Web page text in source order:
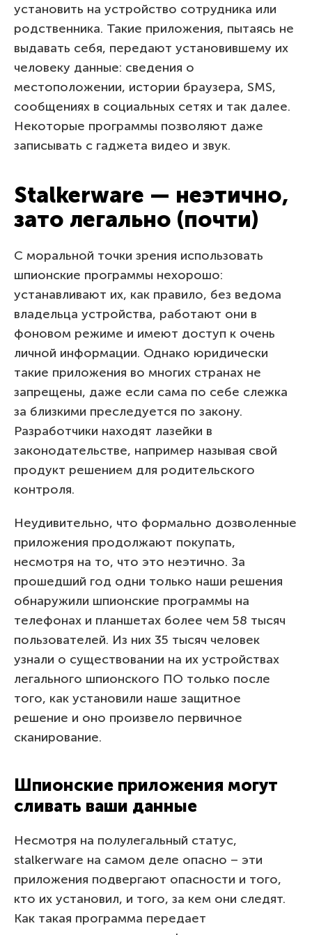
установить на устройство сотрудника или
родственника. Такие приложения, пытаясь не
выдавать себя, передают установившему их
человеку данные: сведения о
местоположении, истории браузера, SMS,
сообщениях в социальных сетях и так далее.
Некоторые программы позволяют даже
записывать с гаджета видео и звук.
Stalkerware — неэтично,
зато легально (почти)
С моральной точки зрения использовать
шпионские программы нехорошо:
устанавливают их, как правило, без ведома
владельца устройства, работают они в
фоновом режиме и имеют доступ к очень
личной информации. Однако юридически
такие приложения во многих странах не
запрещены, даже если сама по себе слежка
за близкими преследуется по закону.
Разработчики находят лазейки в
законодательстве, например называя свой
продукт решением для родительского
контроля.
Неудивительно, что формально дозволенные
приложения продолжают покупать,
несмотря на то, что это неэтично. За
прошедший год одни только наши решения
обнаружили шпионские программы на
телефонах и планшетах более чем 58 тысяч
пользователей. Из них 35 тысяч человек
узнали о существовании на их устройствах
легального шпионского ПО только после
того, как установили наше защитное
решение и оно произвело первичное
сканирование.
Шпионские приложения могут
сливать ваши данные
Несмотря на полулегальный статус,
stalkerware на самом деле опасно – эти
приложения подвергают опасности и того,
кто их установил, и того, за кем они следят.
Как такая программа передает